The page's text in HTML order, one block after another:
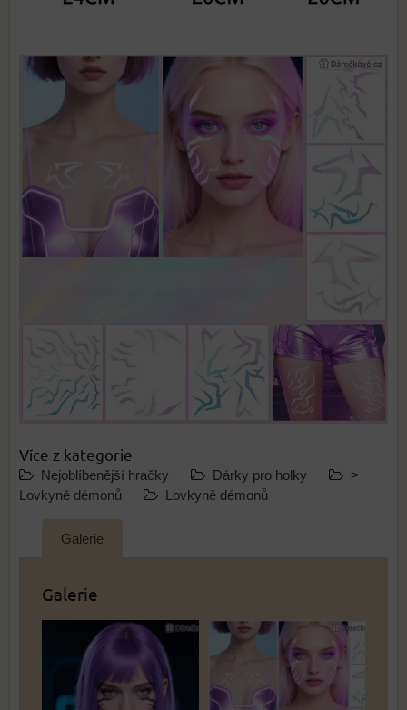
Více z kategorie
Nejoblíbenější hračky Dárky pro holky
>
Lovkyně démonů
Lovkyně démonů
Galerie
Galerie